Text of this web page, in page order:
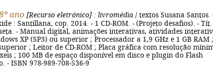
ano [Recurso eletrónico] : livromédia / textos Susana Santos.
: Santillana, cop. 2014. - 1 CD-ROM. - (Projeto desafios). - Tít.
- Manual digital, animações interativas, atividades
XP (SP3) ou superior ; Processador a 1,9 GHz e 1 GB RAM ;
; Leitor de CD-ROM ; Placa gráfica com resolução
; 100 MB de espaço disponível em disco e plugin do Flash
- ISBN 978-989-708-536-9